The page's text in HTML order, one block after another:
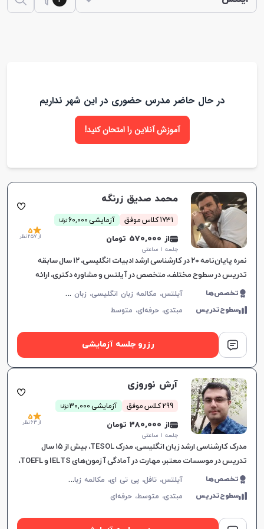
توسط اساتید با تجربه در ایتاکی، ادامه دهید.
در حال حاضر مدرس حضوری در این شهر نداریم
آموزش آنلاین را امتحان کنید!
محمد صدیق زرنگه
1731 کلاس موفق آزمایشی 60,000 توما
ن
از 570,000 تومان
جلسه ۱ ساعتی
5
از 257 نظر
نمره پایان‌نامه ۲۰ در کارشناسی ارشد ادبیات انگلیسی، ۱۲ سال سابقه
تدریس در سطوح مختلف، متخصص در آیلتس و مشاوره دکتری، ارائه
آموزش‌های هدفمند مکالمه.
تخصص‌ها آ
یلتس، مکالمه زبان انگلیسی، زبان انگلیسی عمومی، گرامر زبان انگلیسی، زبان انگلیسی بریتیش، زبان انگلیسی آمریکایی، زبان انگلیسی کنکور سراسری، زبان انگلیسی کنکور ارشد، زبان انگلیسی کنکور کاردانی
سطوح‌تدریس مبتدی،حرفه‌ای، متوسط
رزرو جلسه آزمایشی
آرش نوروزی
299 کلاس موفق آزمایشی 30,000 توما
ن
از 380,000 تومان
جلسه ۱ ساعتی
5
از 63 نظر
مدرک کارشناسی ارشد زبان انگلیسی، مدرک TESOL، بیش از ۱۵ سال
تدریس در موسسات معتبر، مهارت در آمادگی آزمون‌های IELTS و TOEFL،
آموزش هدفمند برای نیازهای خاص زبان‌آموزان.
تخصص‌ها آ
یلتس، تافل، پی تی ای، مکالمه زبان انگلیسی، زبان انگلیسی عمومی، گرامر زبان انگلیسی، زبان انگلیسی تجاری، زبان انگلیسی آمریکایی، زبان انگلیسی کنکور ارشد، زبان انگلیسی کنکور دکتری، دولینگو، سلپیپ
سطوح‌تدریس مبتدی، متوسط،حرفه‌ای